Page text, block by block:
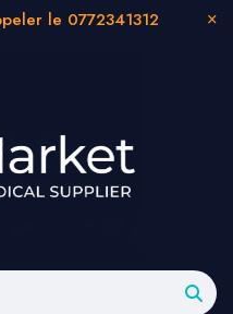
le 0772341312